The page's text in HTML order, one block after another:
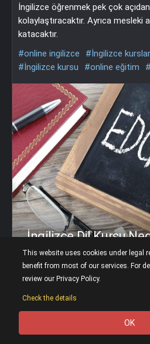
İngilizce öğrenmek pek çok açıdan
kolaylaştıracaktır. Ayrıca
katacaktır.
#online ingilizce
#İngilizce
#İngilizce kursu
#online eğitim
İngilizce Dil Kursu
0 0 0
This website uses cookies under legal
benefit from most of our services. For
review our Privacy Policy.
Check the details
OK